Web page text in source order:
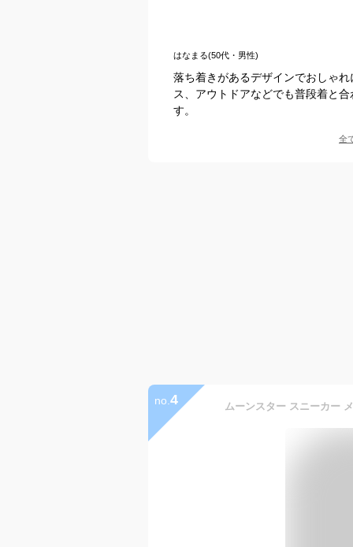
はなまる(50代・男性)
落ち着きがあるデザインでおしゃ
ス、アウトドアなどでも普段着と
す。
全
no. 4